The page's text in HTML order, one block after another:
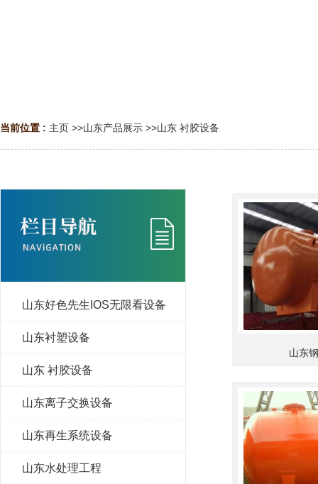
当前位置 : 主页 >>山东产品展示 >>山东 衬胶设备
山东好色先生IOS无限看设备
山东衬塑设备
山东 衬胶设备
山东离子交换设备
山东再生系统设备
山东水处理工程
山东